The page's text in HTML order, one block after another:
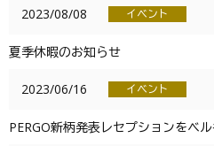
2023/08/08 イベント
夏季休暇のお知らせ
2023/06/16 イベント
PERGO新柄発表レセプションをベ